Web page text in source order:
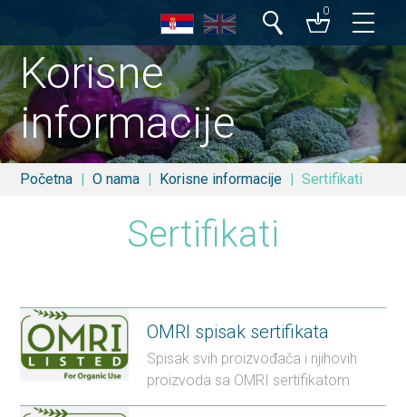
0
Pretraga
Korisne
informacije
Početna O nama Korisne informacije Sertifikati
Sertifikati
OMRI spisak sertifikata
Spisak svih proizvođača i njihovih
proizvoda sa OMRI sertifikatom